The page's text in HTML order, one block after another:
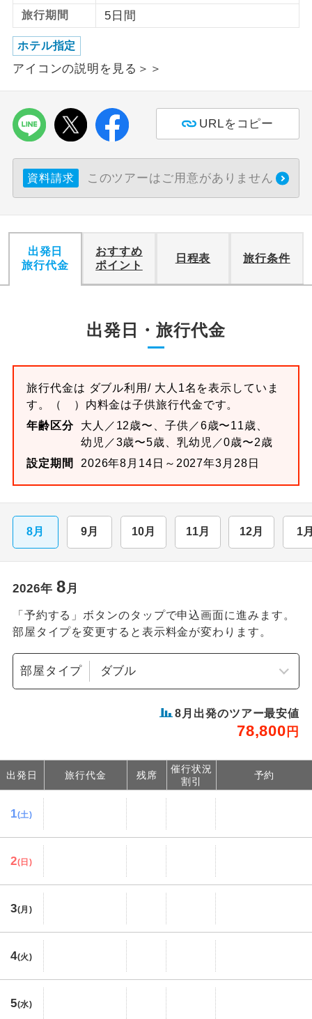
旅行期間 5日間
ホテル指定
アイコンの説明を見る＞＞
URLをコピー
資料請求 このツアーはご用意がありません
出発日
旅行代金
おすすめ
ポイント
日程表 旅行条件
出発日・旅行代金
旅行代金は ダブル利用/ 大人1名を表示していま
す。
（ ）内料金は子供旅行代金です。
年齢区分
大人／12歳〜、子供／6歳〜11歳、
幼児／3歳〜5歳、乳幼児／0歳〜2歳
設定期間
2026年8月14日～2027年3月28日
8月 9月 10月 11月 12月 1
2026年 8月
「予約する」ボタンのタップで申込画面に進みます。
部屋タイプを変更すると表示料金が変わります。
部屋タイプ
8 月出発のツアー最安値
78,800 円
出発日 旅行代金 残席
催行状況
割引
予約
1(土)
2(日)
3(月)
4(火)
5(水)
女性限定
女性限定でご参加いただけるコースで
年齢制限あり
ご参加にあたり年齢に制限があるコース
航空会社指定
利用航空会社が指定なので、ご出発の計
画にとても便利です。
ホテル指定
おひとり様バ
す。